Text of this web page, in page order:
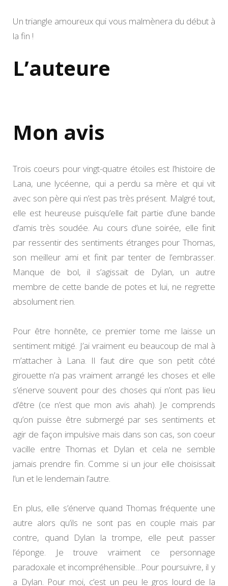
Un triangle amoureux qui vous malmènera du début à
la fin !
L’auteure
Mon avis
Trois coeurs pour vingt-quatre étoiles est l’histoire de
Lana, une lycéenne, qui a perdu sa mère et qui vit
avec son père qui n’est pas très présent. Malgré tout,
elle est heureuse puisqu’elle fait partie d’une bande
d’amis très soudée. Au cours d’une soirée, elle finit
par ressentir des sentiments étranges pour Thomas,
son meilleur ami et finit par tenter de l’embrasser.
Manque de bol, il s’agissait de Dylan, un autre
membre de cette bande de potes et lui, ne regrette
absolument rien.
Pour être honnête, ce premier tome me laisse un
sentiment mitigé. J’ai vraiment eu beaucoup de mal à
m’attacher à Lana. Il faut dire que son petit côté
girouette n’a pas vraiment arrangé les choses et elle
s’énerve souvent pour des choses qui n’ont pas lieu
d’être (ce n’est que mon avis ahah). Je comprends
qu’on puisse être submergé par ses sentiments et
agir de façon impulsive mais dans son cas, son coeur
vacille entre Thomas et Dylan et cela ne semble
jamais prendre fin. Comme si un jour elle choisissait
l’un et le lendemain l’autre.
En plus, elle s’énerve quand Thomas fréquente une
autre alors qu’ils ne sont pas en couple mais par
contre, quand Dylan la trompe, elle peut passer
l’éponge. Je trouve vraiment ce personnage
paradoxale et incompréhensible…Pour poursuivre, il y
a Dylan. Pour moi, c’est un peu le gros lourd de la